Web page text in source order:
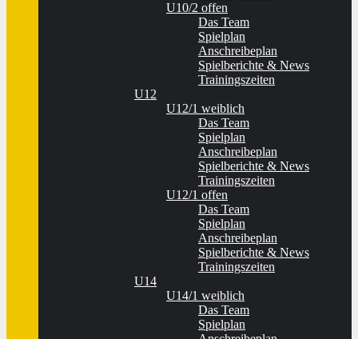
U10/2 offen
Das Team
Spielplan
Anschreibeplan
Spielberichte & News
Trainingszeiten
U12
U12/1 weiblich
Das Team
Spielplan
Anschreibeplan
Spielberichte & News
Trainingszeiten
U12/1 offen
Das Team
Spielplan
Anschreibeplan
Spielberichte & News
Trainingszeiten
U14
U14/1 weiblich
Das Team
Spielplan